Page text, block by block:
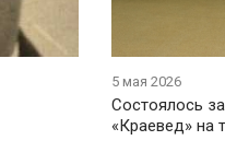
5 мая 2026
Состоялось
«Краевед» на